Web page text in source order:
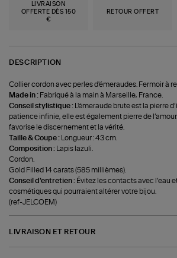
LIVRAISON
OFFERTE DÈS 150
€
RETOUR OFFERT
DESCRIPTION
Collier cordon avec perles d'émeraudes. Fermoir à
Made in : Fabriqué à la main à Marseille, France.
Conseil stylistique : L'émeraude brute est la pierre
patience infinie, elle est également pierre de
favorise le discernement et la vérité.
Taille & Coupe :
Longueur : 43 cm.
Composition :
Lapis lazuli.
Cordon.
Gold Filled 14 carats (585 millièmes).
Conseil d'entretien : Évitez les contacts avec l’eau
cosmétiques qui pourraient altérer votre bijou.
(ref-JELCOEM)
LIVRAISON ET RETOUR